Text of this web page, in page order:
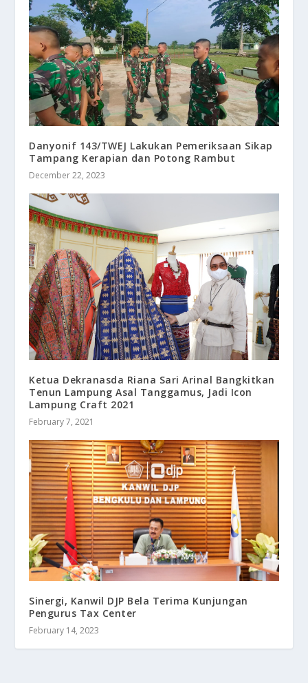
Danyonif 143/TWEJ Lakukan Pemeriksaan Sikap
Tampang Kerapian dan Potong Rambut
December 22, 2023
Ketua Dekranasda Riana Sari Arinal Bangkitkan
Tenun Lampung Asal Tanggamus, Jadi Icon
Lampung Craft 2021
February 7, 2021
Sinergi, Kanwil DJP Bela Terima Kunjungan
Pengurus Tax Center
February 14, 2023